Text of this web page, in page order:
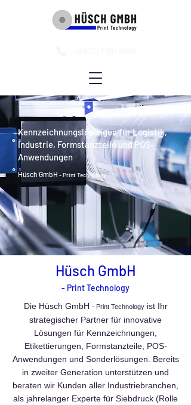
Kennzeichnungslösungen für Logistik,
Industrie, Formstanzteile und POS-
Anwendungen
Hüsch GmbH - Print Technology
Hüsch GmbH
- Print Technology
Die Hüsch GmbH - Print Technologyist Ihr
strategischer Partner für innovative
Lösungen für Kennzeichnungen,
Etikettierungen, Formstanzteile, POS-
Anwendungen und Sonderlösungen. Bereits
in zweiter Generation unterstützen und
beraten wir Kunden aller Industriebranchen,
als jahrelanger Experte für Siebdruck (Rolle